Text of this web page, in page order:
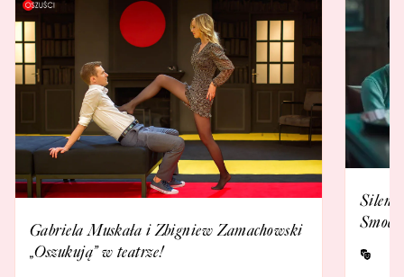
Gabriela Muskała i Zbigniew Zamachowski
„Oszukują” w teatrze!
Silent